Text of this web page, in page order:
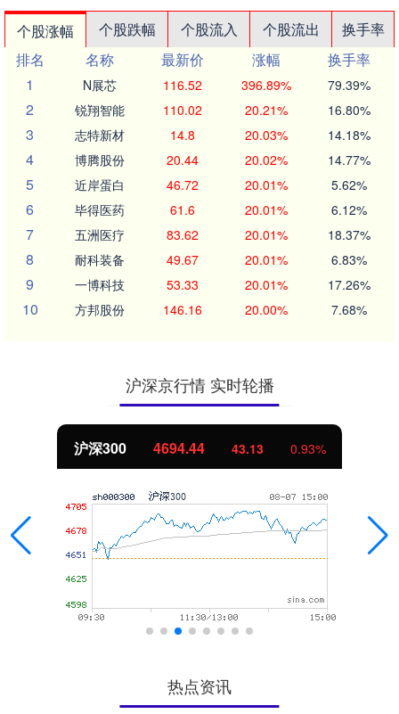
个股涨幅 个股跌幅 个股流入 个股流出
换手率
排名
名称 最新价 涨幅
换手率
1
N展芯 116.52 396.89% 79.39%
2 锐翔智能 110.02 20.21% 16.80%
3 志特新材 14.8 20.03% 14.18%
4 博腾股份 20.44 20.02% 14.77%
5 近岸蛋白 46.72 20.01% 5.62%
6 毕得医药 61.6 20.01% 6.12%
7 五洲医疗 83.62 20.01% 18.37%
8 耐科装备 49.67 20.01% 6.83%
9 一博科技 53.33 20.01% 17.26%
10 方邦股份 146.16 20.00% 7.68%
沪深京行情 实时轮播
沪深300 4694.44 43.13 0.93%
热点资讯